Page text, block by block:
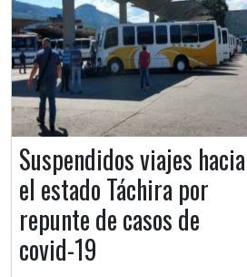
Suspendidos viajes hacia
el estado Táchira por
repunte de casos de
covid-19